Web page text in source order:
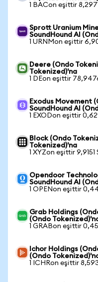
1 BACon eşittir
Sprott Uranium
SoundHound AI
1 URNMon eşittir
Deere (Ondo
Tokenized)'na
1 DEon eşittir
Exodus Movement
SoundHound AI
1 EXODon eşittir
Block (Ondo
Tokenized)'na
1 XYZon eşittir 9,9151
Opendoor
SoundHound AI
1 OPENon eşittir
Grab Holdings
(Ondo
1 GRABon eşittir
Ichor Holdings
(Ondo
1 ICHRon eşittir